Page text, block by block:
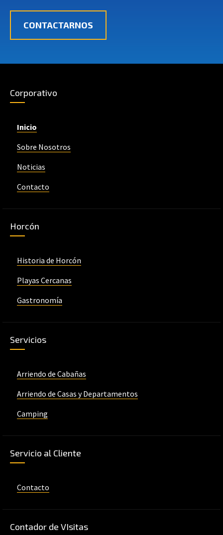
CONTACTARNOS
Corporativo
Inicio
Sobre Nosotros
Noticias
Contacto
Horcón
Historia de Horcón
Playas Cercanas
Gastronomía
Servicios
Arriendo de Cabañas
Arriendo de Casas y Departamentos
Camping
Servicio al Cliente
Contacto
Contador de VIsitas